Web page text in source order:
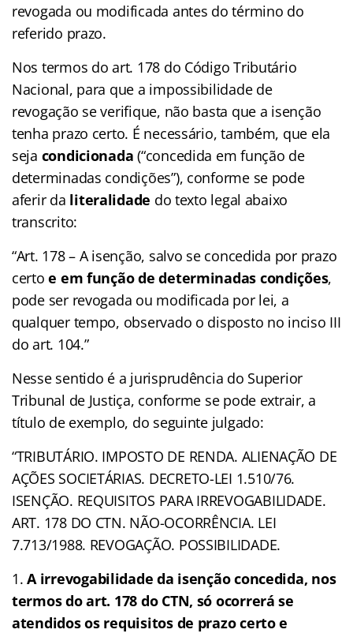
revogada ou modificada antes do término do
referido prazo.
Nos termos do art. 178 do Código Tributário
Nacional, para que a impossibilidade de
revogação se verifique, não basta que a isenção
tenha prazo certo. É necessário, também, que ela
seja condicionada (“concedida em função de
determinadas condições”), conforme se pode
aferir da literalidade do texto legal abaixo
transcrito:
“Art. 178 – A isenção, salvo se concedida por prazo
certo e em função de determinadas condições,
pode ser revogada ou modificada por lei, a
qualquer tempo, observado o disposto no inciso III
do art. 104.”
Nesse sentido é a jurisprudência do Superior
Tribunal de Justiça, conforme se pode extrair, a
título de exemplo, do seguinte julgado:
“TRIBUTÁRIO. IMPOSTO DE RENDA. ALIENAÇÃO DE
AÇÕES SOCIETÁRIAS. DECRETO-LEI 1.510/76.
ISENÇÃO. REQUISITOS PARA IRREVOGABILIDADE.
ART. 178 DO CTN. NÃO-OCORRÊNCIA. LEI
7.713/1988. REVOGAÇÃO. POSSIBILIDADE.
A irrevogabilidade da isenção concedida, nos
termos do art. 178 do CTN, só ocorrerá se
atendidos os requisitos de prazo certo e